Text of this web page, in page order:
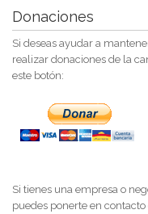
Donaciones
Si deseas ayudar a
realizar donaciones de la
este botón:
Si tienes una empresa o
puedes ponerte en